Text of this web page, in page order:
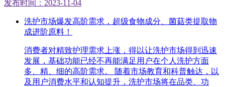
发布时间：2023-11-04
洗护市场爆发高阶需求，超级食物成分、菌菇类提取物
成进阶原料！
消费者对精致护理需求上涨，得以让洗护市场得到迅速
发展，基础功能已经不再能满足用户在个人洗护方面
多、精、细的高阶需求。 随着市场教育和科普触达，以
及用户消费水平和认知提升，洗护市场将在品类、功